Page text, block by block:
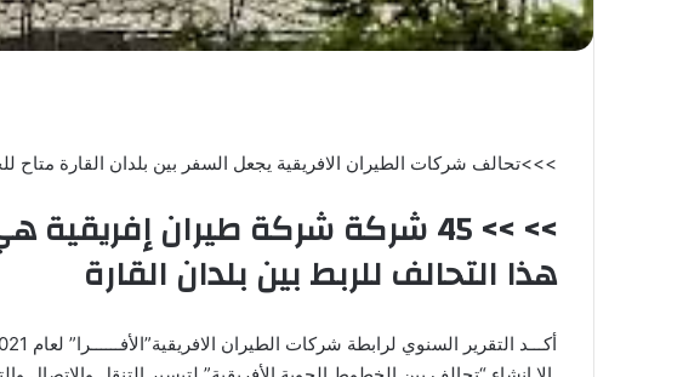
>>>تحالف شركات الطيران الافريقية يجعل السفر بين بلدان القارة متاح
>> >> 45 شركة شركة طيران
هذا التحالف للربط بين بلدان القارة